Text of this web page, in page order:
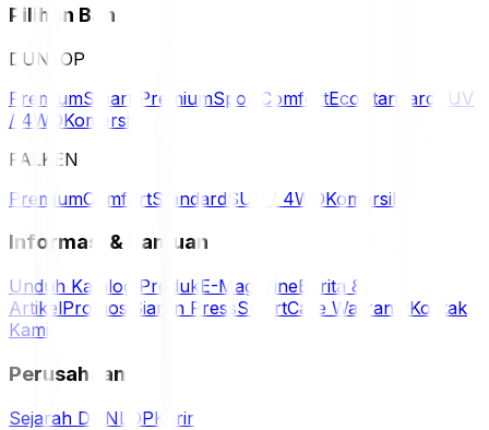
Pilihan Ban
DUNLOP
PremiumSmart PremiumSport ComfortEco Standard
SUV
/ 4WDKomersil
FALKEN
PremiumComfortStandardSUV / 4WDKomersil
Informasi & Bantuan
Unduh Katalog ProdukE-MagazineBerita &
ArtikelPromosi Siaran PressSmartCare Warranty Kontak
Kami
Perusahaan
Sejarah DUNLOPKarir